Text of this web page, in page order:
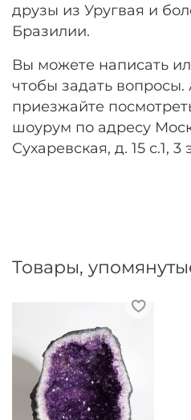
друзы из Уругвая и
Бразилии.
Вы можете написать
чтобы задать
приезжайте
шоурум по адресу
Сухаревская, д. 15 с.1, 3
Товары,